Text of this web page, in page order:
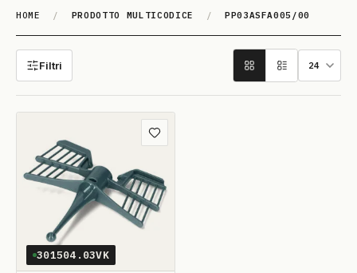
HOME / PRODOTTO MULTICODICE / PP03ASFA005/00
PP03ASFA005/00
Filtri
Aggiungi ai preferiti
301504.03VK